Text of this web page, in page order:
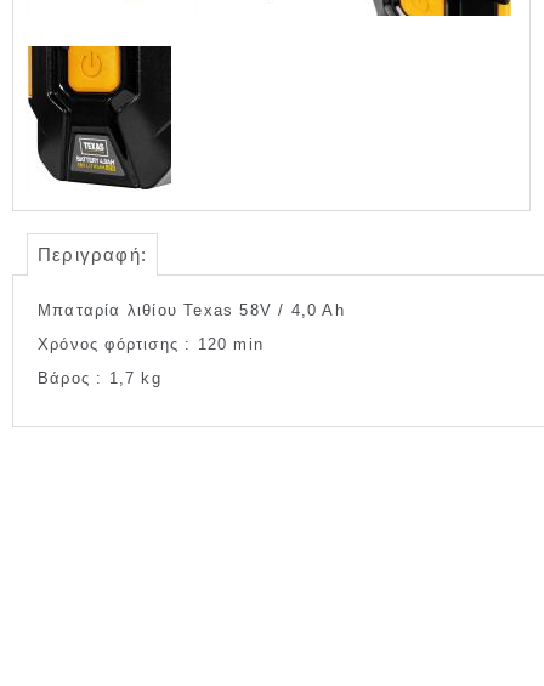
Περιγραφή:
Μπαταρία λιθίου Texas 58V / 4,0 Ah
Χρόνος φόρτισης : 120 min
Βάρος : 1,7 kg